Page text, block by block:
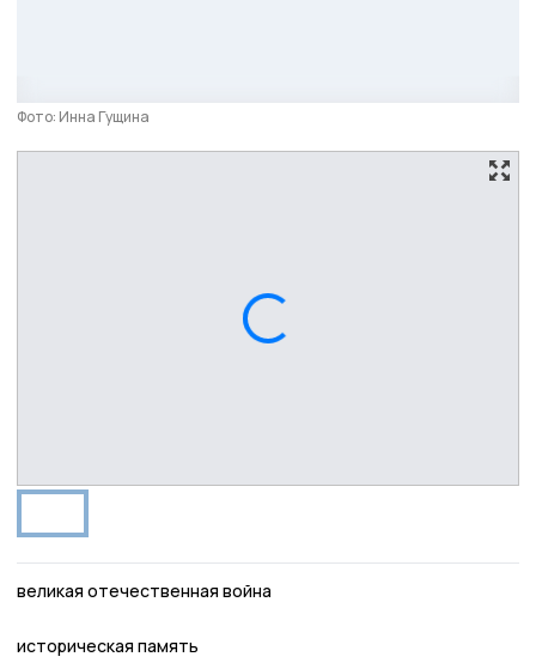
Фото: Инна Гущина
великая отечественная война
историческая память